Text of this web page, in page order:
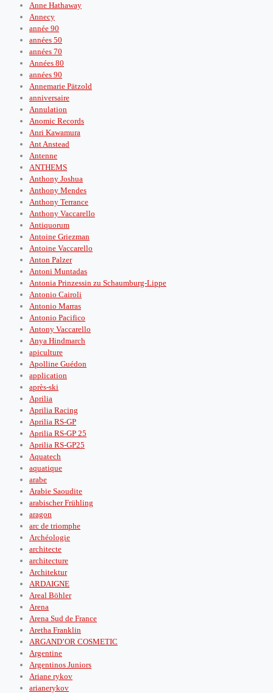
Anne Hathaway
Annecy
année 90
années 50
années 70
Années 80
années 90
Annemarie Pätzold
anniversaire
Annulation
Anomic Records
Anri Kawamura
Ant Anstead
Antenne
ANTHEMS
Anthony Joshua
Anthony Mendes
Anthony Terrance
Anthony Vaccarello
Antiquorum
Antoine Griezman
Antoine Vaccarello
Anton Palzer
Antoni Muntadas
Antonia Prinzessin zu Schaumburg-Lippe
Antonio Cairoli
Antonio Marras
Antonio Pacifico
Antony Vaccarello
Anya Hindmarch
apiculture
Apolline Guédon
application
après‑ski
Aprilia
Aprilia Racing
Aprilia RS-GP
Aprilia RS-GP 25
Aprilia RS-GP25
Aquatech
aquatique
arabe
Arabie Saoudite
arabischer Frühling
aragon
arc de triomphe
Archéologie
architecte
architecture
Architektur
ARDAIGNE
Areal Böhler
Arena
Arena Sud de France
Aretha Franklin
ARGAND’OR COSMETIC
Argentine
Argentinos Juniors
Ariane rykov
arianerykov